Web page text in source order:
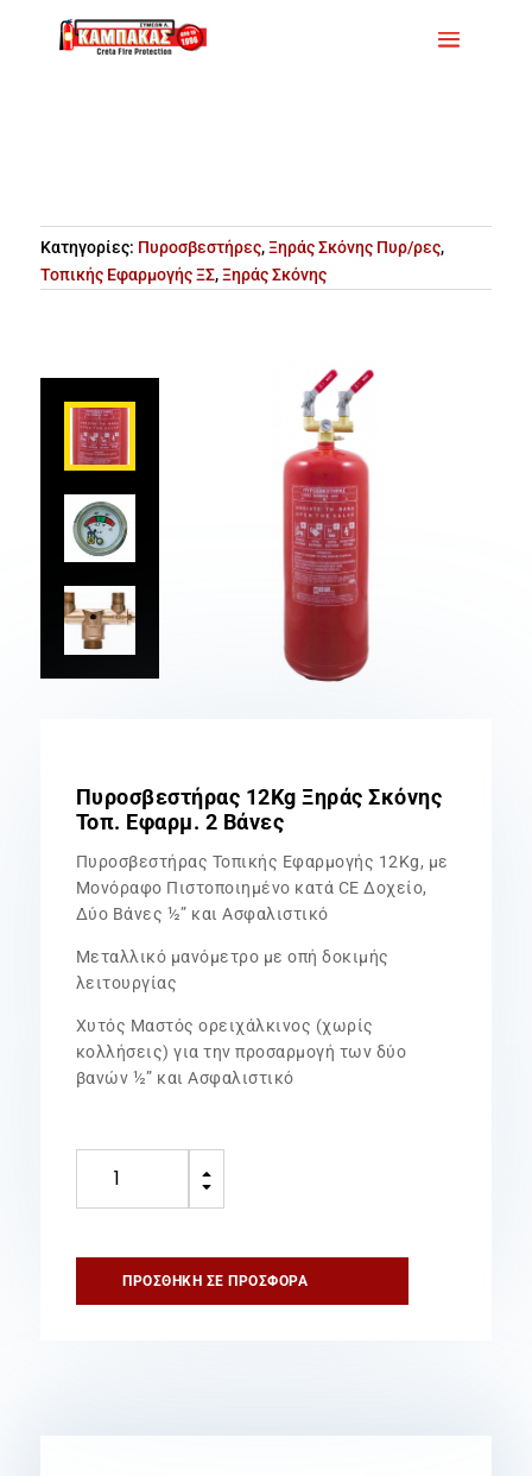
Κατηγορίες: Πυροσβεστήρες,Ξηράς Σκόνης Πυρ/ρες,
Τοπικής Εφαρμογής ΞΣ,Ξηράς Σκόνης
Πυροσβεστήρας 12Kg Ξηράς Σκόνης
Τοπ. Εφαρμ. 2 Βάνες
Πυροσβεστήρας Τοπικής Εφαρμογής 12Kg, με
Μονόραφο Πιστοποιημένο κατά CE Δοχείο,
Δύο Βάνες ½” και Aσφαλιστικό
Μεταλλικό μανόμετρο με οπή δοκιμής
λειτουργίας
Χυτός Μαστός ορειχάλκινος (χωρίς
κολλήσεις) για την προσαρμογή των δύο
βανών ½” και Ασφαλιστικό
B
C
ΠΡΟΣΘΉΚΗ ΣΕ ΠΡΟΣΦΟΡΆ